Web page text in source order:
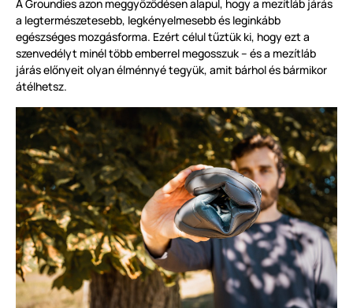
A Groundies azon meggyőződésen alapul, hogy a mezítláb járás
a legtermészetesebb, legkényelmesebb és leginkább
egészséges mozgásforma. Ezért célul tűztük ki, hogy ezt a
szenvedélyt minél több emberrel megosszuk – és a mezítláb
járás előnyeit olyan élménnyé tegyük, amit bárhol és bármikor
átélhetsz.